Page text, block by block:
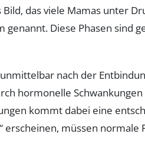
das viele Mamas unter
genannt. Diese Phasen
nach der
hormonelle
kommt dabei eine
erscheinen, müssen